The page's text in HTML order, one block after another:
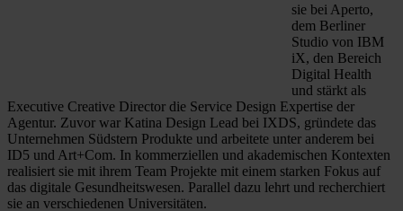
sie bei Aperto,
dem Berliner
Studio von IBM
iX, den Bereich
Digital Health
und stärkt als
Executive Creative Director die Service Design Expertise der
Agentur. Zuvor war Katina Design Lead bei IXDS, gründete das
Unternehmen Südstern Produkte und arbeitete unter anderem bei
ID5 und Art+Com. In kommerziellen und akademischen Kontexten
realisiert sie mit ihrem Team Projekte mit einem starken Fokus auf
das digitale Gesundheitswesen. Parallel dazu lehrt und recherchiert
sie an verschiedenen Universitäten.